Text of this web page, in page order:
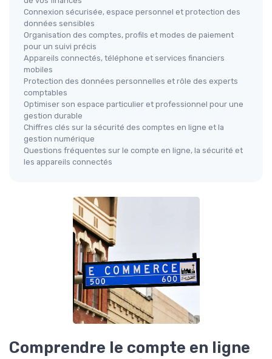
Connexion sécurisée, espace personnel et protection des
données sensibles
Organisation des comptes, profils et modes de paiement
pour un suivi précis
Appareils connectés, téléphone et services financiers
mobiles
Protection des données personnelles et rôle des experts
comptables
Optimiser son espace particulier et professionnel pour une
gestion durable
Chiffres clés sur la sécurité des comptes en ligne et la
gestion numérique
Questions fréquentes sur le compte en ligne, la sécurité et
les appareils connectés
Comprendre le compte en ligne